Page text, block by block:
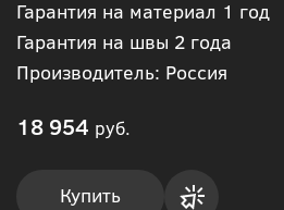
Гарантия на материал 1 год
Гарантия на швы 2 года
Производитель: Россия
18 954 руб.
Купить